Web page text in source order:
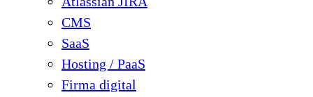
CMS
SaaS
Hosting / PaaS
Firma digital